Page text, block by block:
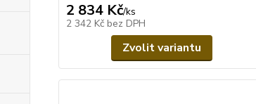
2 834 Kč/ks
2 342 Kč bez DPH
Zvolit variantu